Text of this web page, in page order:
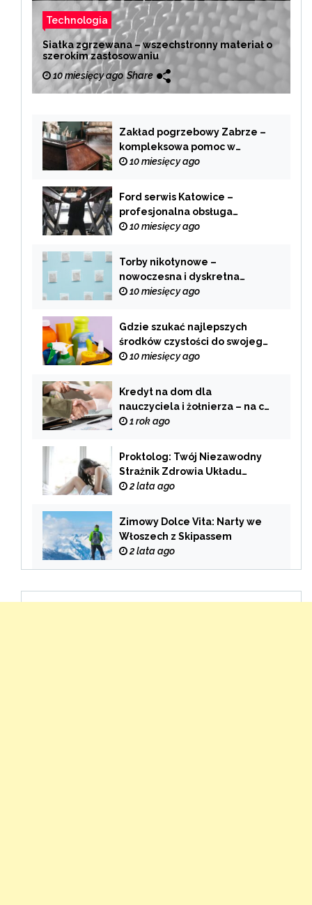
Technologia
Siatka zgrzewana – wszechstronny materiał o
szerokim zastosowaniu
10 miesięcy ago Share
Zakład pogrzebowy Zabrze –
kompleksowa pomoc w
trudnych chwilach
10 miesięcy ago
Ford serwis Katowice –
profesjonalna obsługa
Twojego samochodu
10 miesięcy ago
Torby nikotynowe –
nowoczesna i dyskretna
alternatywa dla tradycyjnego
10 miesięcy ago
Gdzie szukać najlepszych
środków czystości do swojego
domu?
10 miesięcy ago
Kredyt na dom dla
nauczyciela i żołnierza – na co
zwrócić uwagę przy wyborze
1 rok ago
Proktolog: Twój Niezawodny
Strażnik Zdrowia Układu
Pokarmowego
2 lata ago
Zimowy Dolce Vita: Narty we
Włoszech z Skipassem
2 lata ago